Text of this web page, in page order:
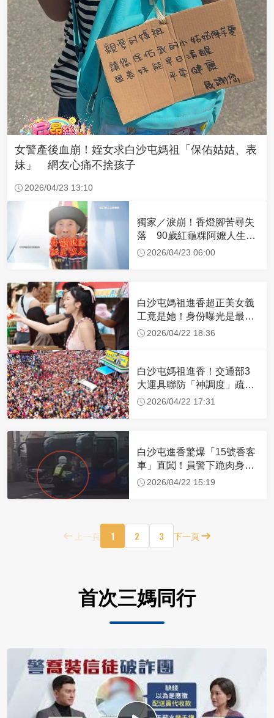
女警產後血崩！姪女求白沙屯媽祖「保佑姑姑、表
妹」 網友心痛不捨孩子
2026/04/23 13:10
獨家／淚崩！香燈腳苦尋失
落 90歲紅龜粿阿嬤人生謝
幕2026/04/23 06:00
白沙屯媽祖進香超正美女義
工竟是她！身份曝光是最美
禮生 一輩子不結婚
2026/04/22 18:36
白沙屯媽祖進香！交通部3
大運具聯防「神調度」疏運
32.1萬創新高
2026/04/22 17:31
白沙屯進香驚爆「15號香客
車」直闖！員警下跪肉身擋
車：讓行人先過
2026/04/22 15:19
上一頁 1 2 3 下一頁
首次三媽同行